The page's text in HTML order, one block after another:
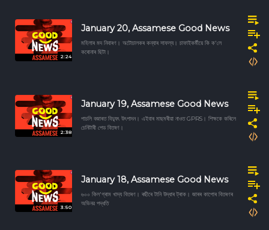
2:24
January 20, Assamese Good News
মহিলাৰ মদ নিবাৰণ। অটোচালকৰ কন্যাৰ সাফল্য। চাফাইকৰ্মীয়ে কি ক'লে
কৰোনাৰ ছিটা।
2:38
January 19, Assamese Good News
পাচলি বজাৰত বিদ্যুৎ উৎপাদন। এইবাৰ মাছমৰীয়া নাওত GPRS। শিক্ষকে কৰিলে
চেনিটাৰী পেড বিতৰণ।
3:50
January 18, Assamese Good News
৬০০ কিল'গ্ৰাম খাদ্য বিতৰণ। ৰছীৰে টানি উদ্ধাৰ ট্ৰাক। জাৰৰ কাপোৰ বিতৰণৰ
অভিনৱ পদ্ধতি